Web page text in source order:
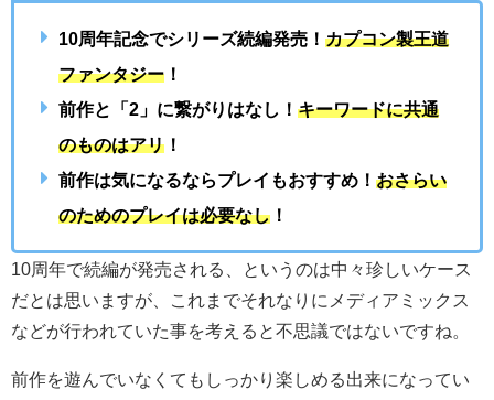
10周年記念でシリーズ続編発売！ カプコン製王道
ファンタジー ！
前作と「2」に繋がりはなし！ キーワードに共通
のものはアリ ！
前作は気になるならプレイもおすすめ！ おさらい
のためのプレイは必要なし ！
10周年で続編が発売される、というのは中々珍しいケース
だとは思いますが、これまでそれなりにメディアミックス
などが行われていた事を考えると不思議ではないですね。
前作を遊んでいなくてもしっかり楽しめる出来になってい